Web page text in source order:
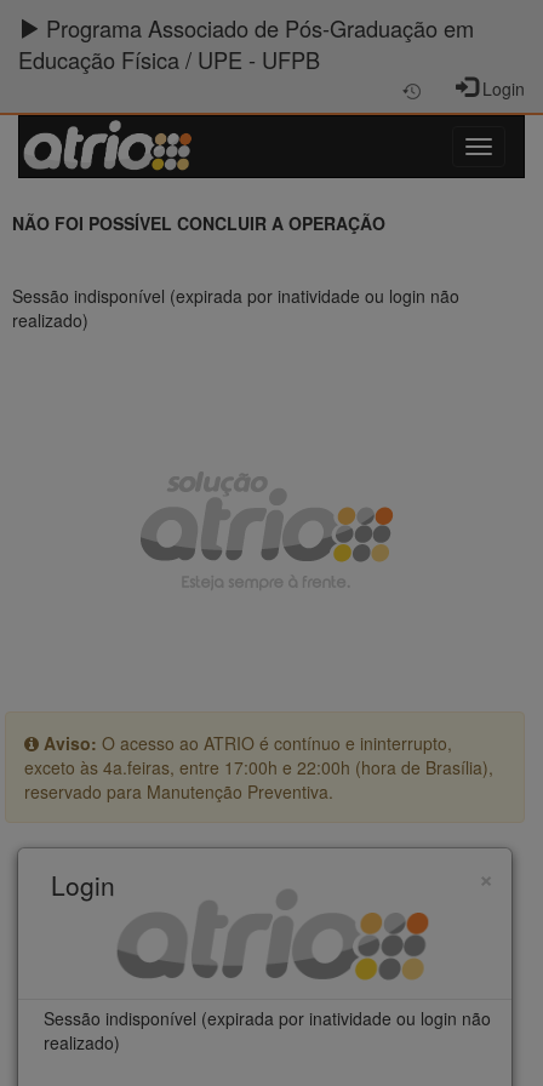
Programa Associado de Pós-Graduação em
Educação Física / UPE - UFPB
Login
NÃO FOI POSSÍVEL CONCLUIR A OPERAÇÃO
Sessão indisponível (expirada por inatividade ou login não
realizado)
Aviso: O acesso ao ATRIO é contínuo e ininterrupto,
exceto às 4a.feiras, entre 17:00h e 22:00h (hora de Brasília),
reservado para Manutenção Preventiva.
×
Login
Sessão indisponível (expirada por inatividade ou login não
realizado)